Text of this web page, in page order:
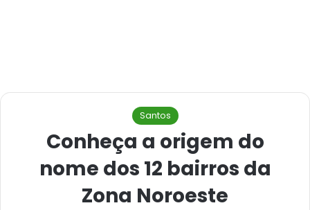
Santos
Conheça a origem do
nome dos 12 bairros da
Zona Noroeste